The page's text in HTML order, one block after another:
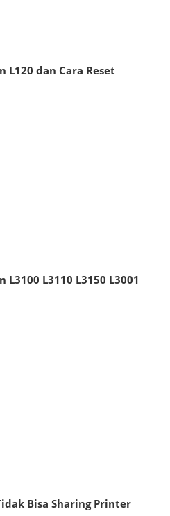
L120 dan Cara Reset
L3110 L3150 L3001
Bisa Sharing Printer